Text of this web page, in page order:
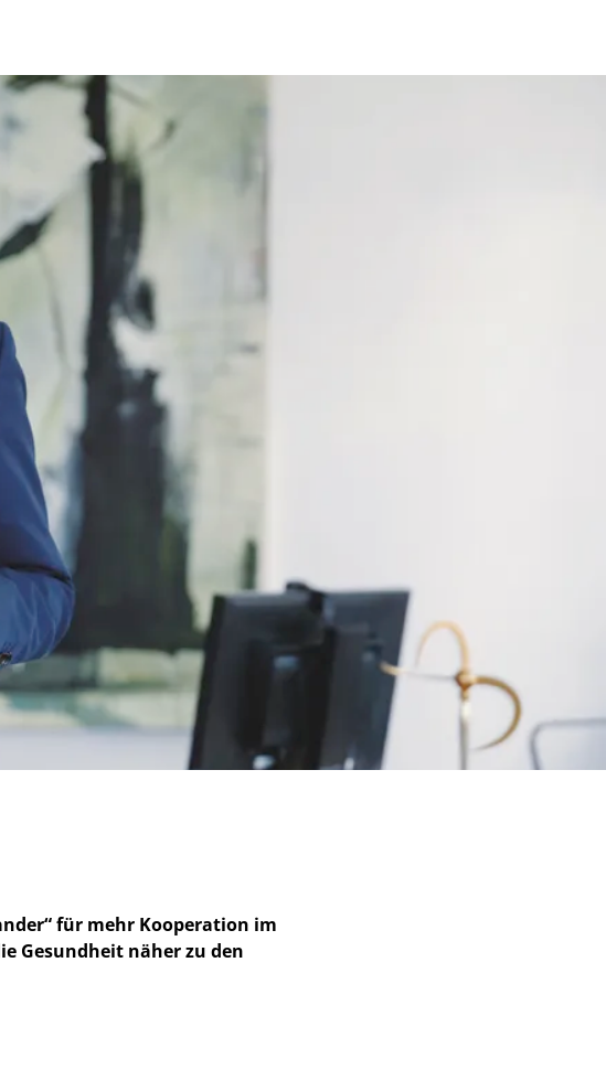
für mehr Kooperation im
Gesundheit näher zu den